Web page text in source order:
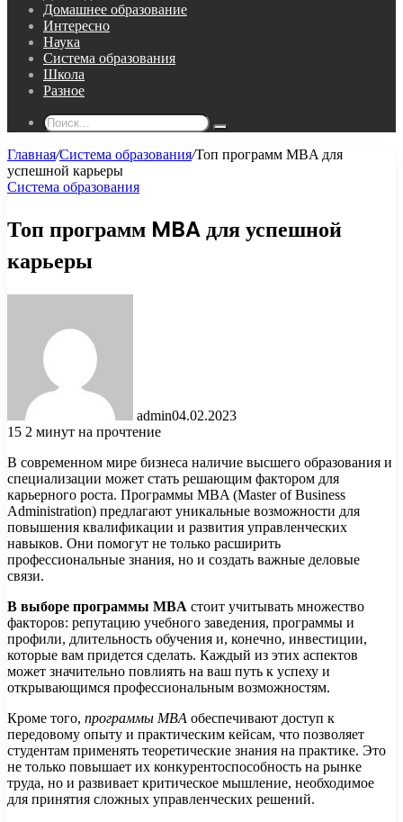
Домашнее образование
Интересно
Наука
Система образования
Школа
Разное
Поиск...
Главная/Система образования/Топ программ MBA для
успешной карьеры
Система образования
Топ программ MBA для успешной
карьеры
admin04.02.2023
15 2 минут на прочтение
В современном мире бизнеса наличие высшего образования и
специализации может стать решающим фактором для
карьерного роста. Программы MBA (Master of Business
Administration) предлагают уникальные возможности для
повышения квалификации и развития управленческих
навыков. Они помогут не только расширить
профессиональные знания, но и создать важные деловые
связи.
В выборе программы MBA стоит учитывать множество
факторов: репутацию учебного заведения, программы и
профили, длительность обучения и, конечно, инвестиции,
которые вам придется сделать. Каждый из этих аспектов
может значительно повлиять на ваш путь к успеху и
открывающимся профессиональным возможностям.
Кроме того, программы MBA обеспечивают доступ к
передовому опыту и практическим кейсам, что позволяет
студентам применять теоретические знания на практике. Это
не только повышает их конкурентоспособность на рынке
труда, но и развивает критическое мышление, необходимое
для принятия сложных управленческих решений.